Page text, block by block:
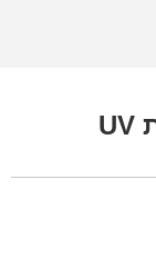
חשיפת החרירים של מדפסות UV